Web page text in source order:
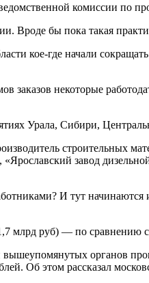
комиссии по
Вроде бы пока такая
кое-где начали
некоторые
Урала, Сибири,
строительных
завод
И тут
млрд руб) — по сравнению
органов
Об этом рассказал